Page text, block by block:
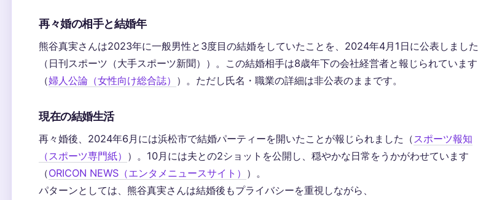
再々婚の相手と結婚年
熊谷真実さんは2023年に一般男性と3度目の結婚をしていたことを、2024年4月1日に公表しました
（日刊スポーツ（大手スポーツ新聞））。この結婚相手は8歳年下の会社経営者と報じられています
（婦人公論（女性向け総合誌） ）。ただし氏名・職業の詳細は非公表のままです。
現在の結婚生活
再々婚後、2024年6月には浜松市で結婚パーティーを開いたことが報じられました（スポーツ報知
（スポーツ専門紙） ）。10月には夫との2ショットを公開し、穏やかな日常をうかがわせています
（ORICON NEWS（エンタメニュースサイト） ）。
パターンとしては、熊谷真実さんは結婚後もプライバシーを重視しながら、